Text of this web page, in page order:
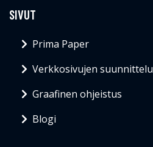
SIVUT
Prima Paper
Verkkosivujen suunnittelu
Graafinen ohjeistus
Blogi